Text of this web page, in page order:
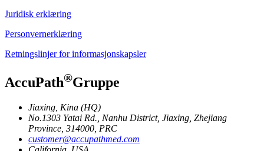
Juridisk erklæring
Personvernerklæring
Retningslinjer for informasjonskapsler
AccuPath®Gruppe
Jiaxing, Kina (HQ)
No.1303 Yatai Rd., Nanhu District, Jiaxing, Zhejiang
Province, 314000, PRC
customer@accupathmed.com